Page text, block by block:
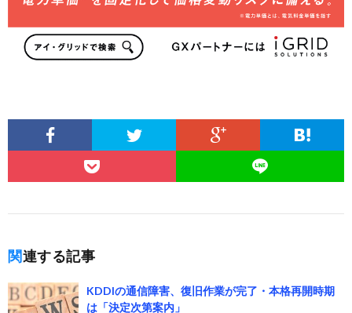
関連する記事
KDDIの通信障害、復旧作業が完了・本格再開時期
は「決定次第案内」